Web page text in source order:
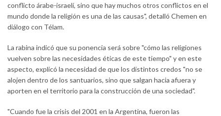
conflicto árabe-israelí, sino que hay muchos otros conflictos en el
mundo donde la religión es una de las causas", detalló Chemen en
diálogo con Télam.
La rabina indicó que su ponencia será sobre "cómo las religiones
vuelven sobre las necesidades éticas de este tiempo" y en este
aspecto, explicó la necesidad de que los distintos credos "no se
alojen dentro de los santuarios, sino que salgan hacia afuera y
aporten en el territorio para la construcción de una sociedad".
"Cuando fue la crisis del 2001 en la Argentina, fueron las